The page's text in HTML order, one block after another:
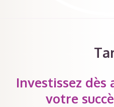
Investissez dès
votre